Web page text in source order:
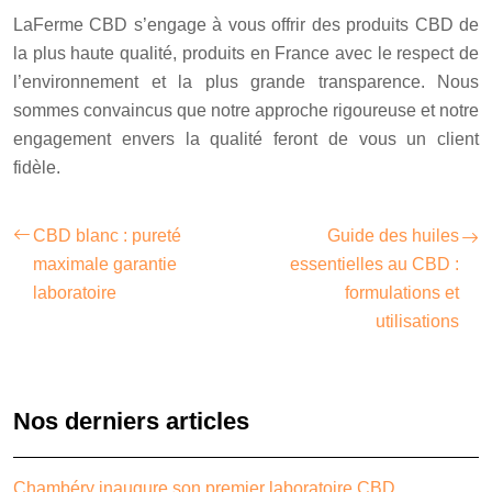
LaFerme CBD s’engage à vous offrir des produits CBD de
la plus haute qualité, produits en France avec le respect de
l’environnement et la plus grande transparence. Nous
sommes convaincus que notre approche rigoureuse et notre
engagement envers la qualité feront de vous un client
fidèle.
CBD blanc : pureté
maximale garantie
laboratoire
Guide des huiles
essentielles au CBD :
formulations et
utilisations
Nos derniers articles
Chambéry inaugure son premier laboratoire CBD